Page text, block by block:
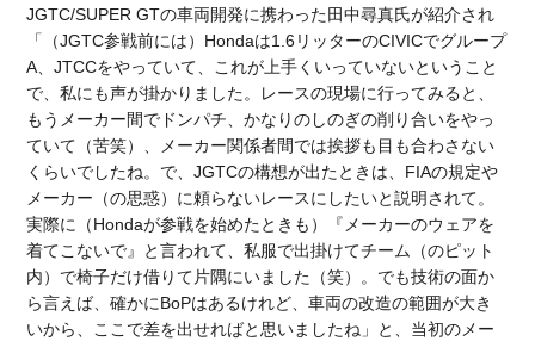
JGTC/SUPER GTの車両開発に携わった田中尋真氏が紹介され
「（JGTC参戦前には）Hondaは1.6リッターのCIVICでグループ
A、JTCCをやっていて、これが上手くいっていないということ
で、私にも声が掛かりました。レースの現場に行ってみると、
もうメーカー間でドンパチ、かなりのしのぎの削り合いをやっ
ていて（苦笑）、メーカー関係者間では挨拶も目も合わさない
くらいでしたね。で、JGTCの構想が出たときは、FIAの規定や
メーカー（の思惑）に頼らないレースにしたいと説明されて。
実際に（Hondaが参戦を始めたときも）『メーカーのウェアを
着てこないで』と言われて、私服で出掛けてチーム（のピット
内）で椅子だけ借りて片隅にいました（笑）。でも技術の面か
ら言えば、確かにBoPはあるけれど、車両の改造の範囲が大き
いから、ここで差を出せればと思いましたね」と、当初のメー